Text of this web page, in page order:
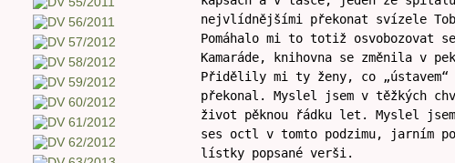
nejvlídnějšími překonat svízele
Pomáhalo mi to totiž
Kamaráde, knihovna se změnila v
Přidělily mi ty ženy, co „ústavem“
překonal. Myslel jsem v těžkých
život pěknou řádku let. Myslel
ses octl v tomto podzimu, jarním
lístky popsané verši.